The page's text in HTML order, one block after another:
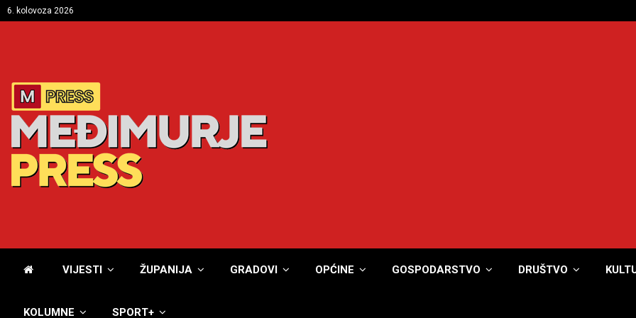
6. kolovoza 2026
VIJESTI ŽUPANIJA GRADOVI OPĆINE GOSPODARSTVO DRUŠTVO
KOLUMNE SPORT+